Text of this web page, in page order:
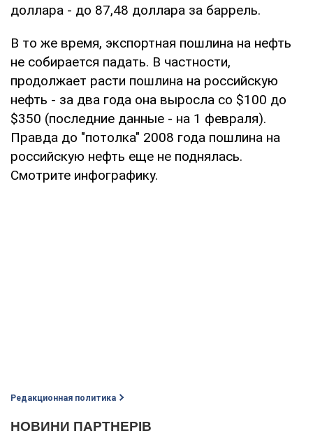
доллара - до 87,48 доллара за баррель.
В то же время, экспортная пошлина на нефть
не собирается падать. В частности,
продолжает расти пошлина на российскую
нефть - за два года она выросла со $100 до
$350 (последние данные - на 1 февраля).
Правда до "потолка" 2008 года пошлина на
российскую нефть еще не поднялась.
Смотрите инфографику.
Редакционная политика